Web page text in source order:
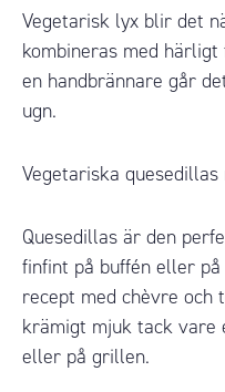
Vegetarisk lyx blir det
kombineras med
en handbrännare går
ugn.
Vegetariska quesedillas
Quesedillas är den
finfint på buffén eller
recept med chèvre
krämigt mjuk tack vare
eller på grillen.